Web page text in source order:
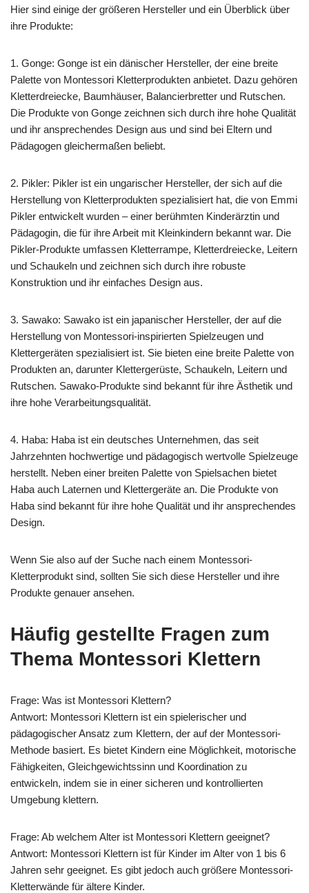
Hier sind einige der größeren Hersteller und ein Überblick über
ihre Produkte:
1. Gonge: Gonge ist ein dänischer Hersteller, der eine breite
Palette von Montessori Kletterprodukten anbietet. Dazu gehören
Kletterdreiecke, Baumhäuser, Balancierbretter und Rutschen.
Die Produkte von Gonge zeichnen sich durch ihre hohe Qualität
und ihr ansprechendes Design aus und sind bei Eltern und
Pädagogen gleichermaßen beliebt.
2. Pikler: Pikler ist ein ungarischer Hersteller, der sich auf die
Herstellung von Kletterprodukten spezialisiert hat, die von Emmi
Pikler entwickelt wurden – einer berühmten Kinderärztin und
Pädagogin, die für ihre Arbeit mit Kleinkindern bekannt war. Die
Pikler-Produkte umfassen Kletterrampe, Kletterdreiecke, Leitern
und Schaukeln und zeichnen sich durch ihre robuste
Konstruktion und ihr einfaches Design aus.
3. Sawako: Sawako ist ein japanischer Hersteller, der auf die
Herstellung von Montessori-inspirierten Spielzeugen und
Klettergeräten spezialisiert ist. Sie bieten eine breite Palette von
Produkten an, darunter Klettergerüste, Schaukeln, Leitern und
Rutschen. Sawako-Produkte sind bekannt für ihre Ästhetik und
ihre hohe Verarbeitungsqualität.
4. Haba: Haba ist ein deutsches Unternehmen, das seit
Jahrzehnten hochwertige und pädagogisch wertvolle Spielzeuge
herstellt. Neben einer breiten Palette von Spielsachen bietet
Haba auch Laternen und Klettergeräte an. Die Produkte von
Haba sind bekannt für ihre hohe Qualität und ihr ansprechendes
Design.
Wenn Sie also auf der Suche nach einem Montessori-
Kletterprodukt sind, sollten Sie sich diese Hersteller und ihre
Produkte genauer ansehen.
Häufig gestellte Fragen zum
Thema Montessori Klettern
Frage: Was ist Montessori Klettern?
Antwort: Montessori Klettern ist ein spielerischer und
pädagogischer Ansatz zum Klettern, der auf der Montessori-
Methode basiert. Es bietet Kindern eine Möglichkeit, motorische
Fähigkeiten, Gleichgewichtssinn und Koordination zu
entwickeln, indem sie in einer sicheren und kontrollierten
Umgebung klettern.
Frage: Ab welchem Alter ist Montessori Klettern geeignet?
Antwort: Montessori Klettern ist für Kinder im Alter von 1 bis 6
Jahren sehr geeignet. Es gibt jedoch auch größere Montessori-
Kletterwände für ältere Kinder.